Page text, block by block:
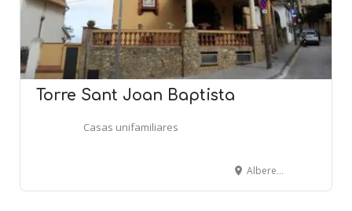
Torre Sant Joan Baptista
Casas unifamiliares
Alberes, 25 - BARCELONA